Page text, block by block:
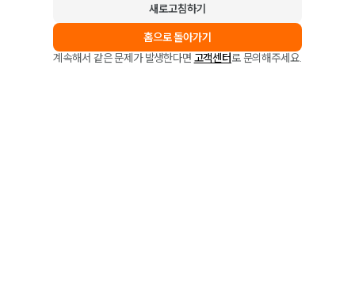
새로고침하기
홈으로 돌아가기
계속해서 같은 문제가 발생한다면 고객센터로 문의해주세요.